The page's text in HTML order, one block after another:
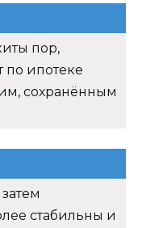
пор,
по ипотеке
сохранённым
стабильны и